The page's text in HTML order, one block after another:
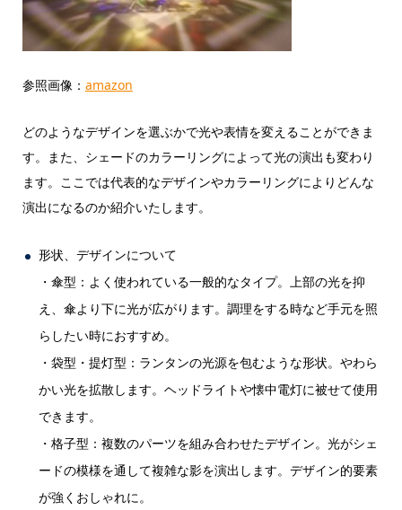
参照画像： amazon
どのようなデザインを選ぶかで光や表情を変えることができま
す。また、シェードのカラーリングによって光の演出も変わり
ます。ここでは代表的なデザインやカラーリングによりどんな
演出になるのか紹介いたします。
形状、デザインについて
・傘型：よく使われている一般的なタイプ。上部の光を抑
え、傘より下に光が広がります。調理をする時など手元を照
らしたい時におすすめ。
・袋型・提灯型：ランタンの光源を包むような形状。やわら
かい光を拡散します。ヘッドライトや懐中電灯に被せて使用
できます。
・格子型：複数のパーツを組み合わせたデザイン。光がシェ
ードの模様を通して複雑な影を演出します。デザイン的要素
が強くおしゃれに。